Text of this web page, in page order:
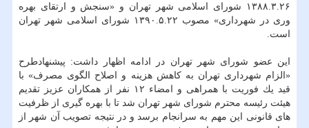
۱۳۸۸.۳.۲۶ شورای اسلامی شهر تهران و «سنجش و ارتقای بهره
وری در شهرداری» مصوب ۱۳۹۰.۵.۲۲ شورای اسلامی شهر تهران
است.
این عضو شورای شهر تهران در ادامه اظهار داشت: پیشنهادطرح
«الزام شهرداری تهران به كاهش هزینه و اصلاح الگوی مصرف» با
قید یك فوریت با همراهی و امضاء ۱۲ نفر از همكاران عزیز تقدیم
هیئت رئیسه محترم شورای شهر تهران شد تا با بهره گیری از ظرفیت
های قانونی این مهم به سرانجام برسد و در نتیجه تصویب آن شهر از